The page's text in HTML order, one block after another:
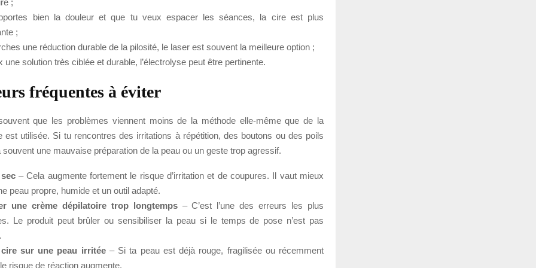
bien la douleur et que tu veux espacer les séances, la cire est plus
;
une réduction durable de la pilosité, le laser est souvent la meilleure option ;
une solution très ciblée et durable, l’électrolyse peut être pertinente.
fréquentes à éviter
que les problèmes viennent moins de la méthode elle-même que de la
est utilisée. Si tu rencontres des irritations à répétition, des boutons ou des poils
une mauvaise préparation de la peau ou un geste trop agressif.
– Cela augmente fortement le risque d’irritation et de coupures. Il vaut mieux
peau propre, humide et un outil adapté.
une crème dépilatoire trop longtemps– C’est l’une des erreurs les plus
Le produit peut brûler ou sensibiliser la peau si le temps de pose n’est pas
sur une peau irritée– Si ta peau est déjà rouge, fragilisée ou récemment
risque de réaction augmente.